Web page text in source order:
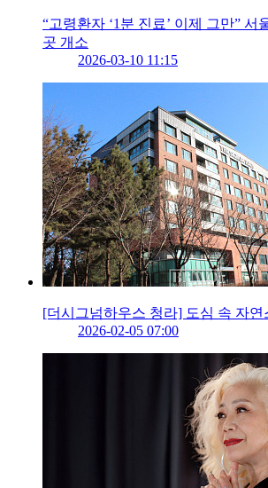
“고령환자 ‘1분 진료’ 이제 그만” 서
곳 개소
2026-03-10 11:15
[더시그넘하우스 청라] 도심 속 자연
2026-02-05 07:00